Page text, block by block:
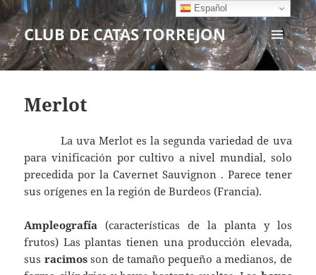
CLUB DE CATAS TORREJON
MENÚ
Y
Merlot
La uva Merlot es la segunda variedad de uva
para vinificación por cultivo a nivel mundial, solo
precedida por la Cavernet Sauvignon . Parece tener
sus orígenes en la región de Burdeos (Francia).
Ampleografía (características de la planta y los
frutos) Las plantas tienen una producción elevada,
sus racimosson de tamaño pequeño a medianos, de
Español